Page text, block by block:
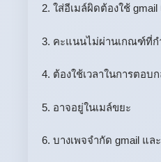
2. ใส่อีเมล์ผิดต้องใช้ gmail
3. คะแนนไม่ผ่านเกณฑ์ที่
4. ต้องใช้เวลาในการตอบ
5. อาจอยู่ในเมล์ขยะ
6. บางเพจจำกัด gmail แล